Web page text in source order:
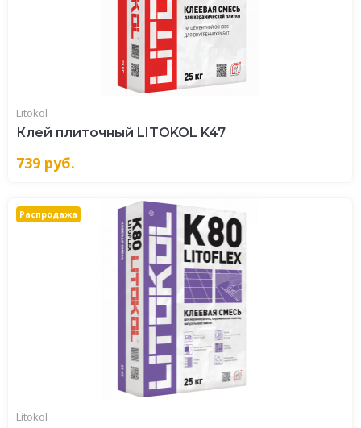
Litokol
Клей плиточный LITOKOL K47
739 руб.
Распродажа
Litokol